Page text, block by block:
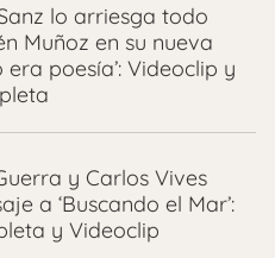
lo arriesga todo
Muñoz en su nueva
era poesía’: Videoclip y
y Carlos Vives
a ‘Buscando el Mar’:
y Videoclip